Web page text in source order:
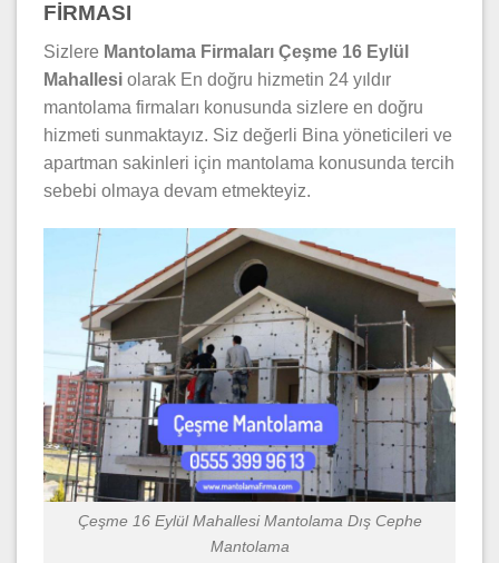
FİRMASI
Sizlere Mantolama Firmaları Çeşme 16 Eylül
Mahallesi olarak En doğru hizmetin 24 yıldır
mantolama firmaları konusunda sizlere en doğru
hizmeti sunmaktayız. Siz değerli Bina yöneticileri ve
apartman sakinleri için mantolama konusunda tercih
sebebi olmaya devam etmekteyiz.
Çeşme 16 Eylül Mahallesi Mantolama Dış Cephe
Mantolama